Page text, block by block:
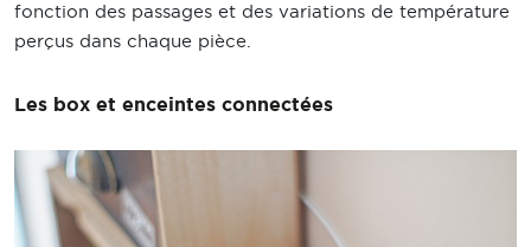
fonction des passages et des variations de température
perçus dans chaque pièce.
Les box et enceintes connectées